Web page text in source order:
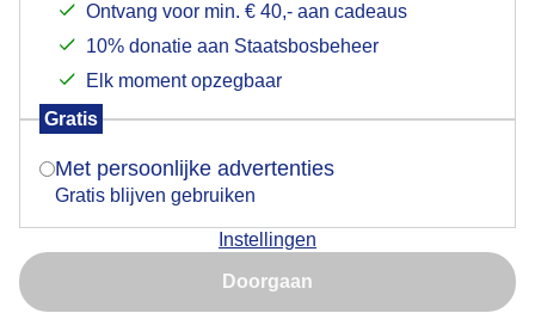
Ontvang voor min. € 40,- aan cadeaus
10% donatie aan Staatsbosbeheer
Elk moment opzegbaar
Gratis
Met persoonlijke advertenties
Gratis blijven gebruiken
Instellingen
Doorgaan
Een moment geduld aub...
Populaire categorieën
Lente
Zomer
Indien je hier nog geen akkoord op hebt gegeven,
verschijnt er zo een pop-up uit je browser waarin
Is goed, toon de popup
Nu niet, misschien later